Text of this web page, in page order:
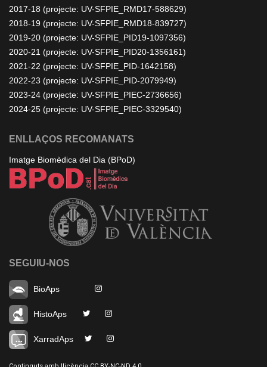
2017-18 (projecte: UV-SFPIE_RMD17-588629)
2018-19 (projecte: UV-SFPIE_RMD18-839727)
2019-20 (projecte: UV-SFPIE_PID19-1097356)
2020-21 (projecte: UV-SFPIE_PID20-1356161)
2021-22 (projecte: UV-SFPIE_PID-1642158)
2022-23 (projecte: UV-SFPIE_PID-2079949)
2023-24 (projecte: UV-SFPIE_PIEC-2736656)
2024-25 (projecte: UV-SFPIE_PIEC-3329540)
ENLLAÇOS RECOMANATS
Imatge Biomèdica del Dia (BPoD)
SEGUIU-NOS
BioAps
HistoAps
XarradAps